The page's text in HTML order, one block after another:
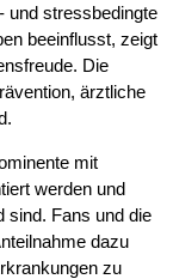
und stressbedingte
beeinflusst, zeigt
Die
ärztliche
mit
werden und
sind. Fans und die
dazu
zu